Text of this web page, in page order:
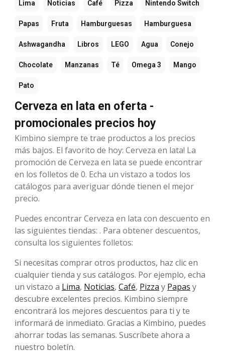
Lima Noticias Café Pizza Nintendo Switch
Papas Fruta Hamburguesas Hamburguesa
Ashwagandha Libros LEGO Agua Conejo
Chocolate Manzanas Té Omega 3 Mango
Pato
Cerveza en lata en oferta -
promocionales precios hoy
Kimbino siempre te trae productos a los precios
más bajos. El favorito de hoy: Cerveza en lata! La
promoción de Cerveza en lata se puede encontrar
en los folletos de 0. Echa un vistazo a todos los
catálogos para averiguar dónde tienen el mejor
precio.
Puedes encontrar Cerveza en lata con descuento en
las siguientes tiendas: . Para obtener descuentos,
consulta los siguientes folletos:
Si necesitas comprar otros productos, haz clic en
cualquier tienda y sus catálogos. Por ejemplo, echa
un vistazo a Lima, Noticias, Café, Pizza y Papas y
descubre excelentes precios. Kimbino siempre
encontrará los mejores descuentos para ti y te
informará de inmediato. Gracias a Kimbino, puedes
ahorrar todas las semanas. Suscríbete ahora a
nuestro boletín.